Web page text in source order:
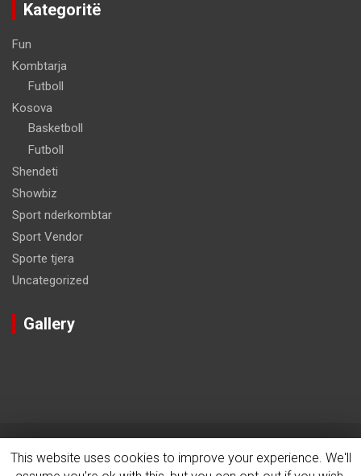
Kategoritë
Fun
Kombtarja
Futboll
Kosova
Basketboll
Futboll
Shendeti
Showbiz
Sport nderkombtar
Sport Vendor
Sporte tjera
Uncategorized
Gallery
This website uses cookies to improve your experience. We'll